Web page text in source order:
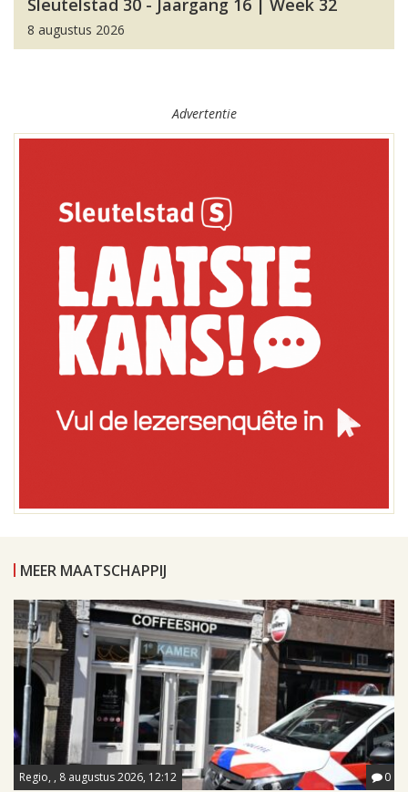
Sleutelstad 30 - Jaargang 16 | Week 32
8 augustus 2026
Advertentie
MEER MAATSCHAPPIJ
Regio, , 8 augustus 2026, 12:12 0